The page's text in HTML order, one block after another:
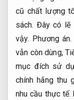
cũ chất lượng
sách. Đây có lẽ
vậy. Phương án.
vẫn còn dùng,
mục đích sử
chính hãng thu
nhu cầu thực tế.